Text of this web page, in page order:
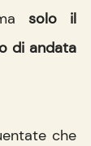
solo il
di andata
che